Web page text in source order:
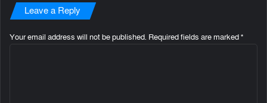
Leave a Reply
Your email address will not be published. Required fields are marked*